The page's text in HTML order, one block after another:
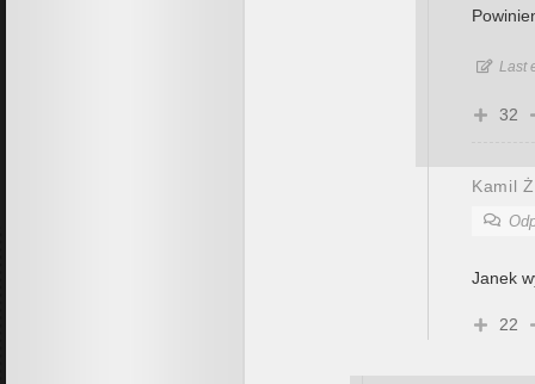
Last
32
Kamil Ż
Janek
22